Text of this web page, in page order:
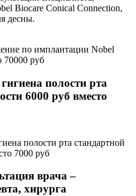
Biocare Conical Connection,
десны.
полости рта
6000 руб вместо
врача –
хирурга